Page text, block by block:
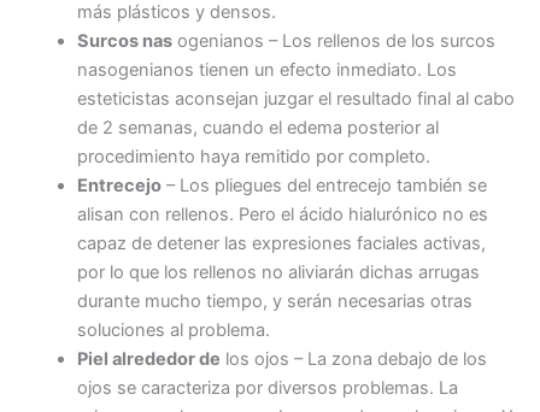
más plásticos y densos.
Surcos nasogenianos – Los rellenos de los surcos
nasogenianos tienen un efecto inmediato. Los
esteticistas aconsejan juzgar el resultado final al cabo
de 2 semanas, cuando el edema posterior al
procedimiento haya remitido por completo.
Entrecejo– Los pliegues del entrecejo también se
alisan con rellenos. Pero el ácido hialurónico no es
capaz de detener las expresiones faciales activas,
por lo que los rellenos no aliviarán dichas arrugas
durante mucho tiempo, y serán necesarias otras
soluciones al problema.
Piel alrededor de los ojos – La zona debajo de los
ojos se caracteriza por diversos problemas. La